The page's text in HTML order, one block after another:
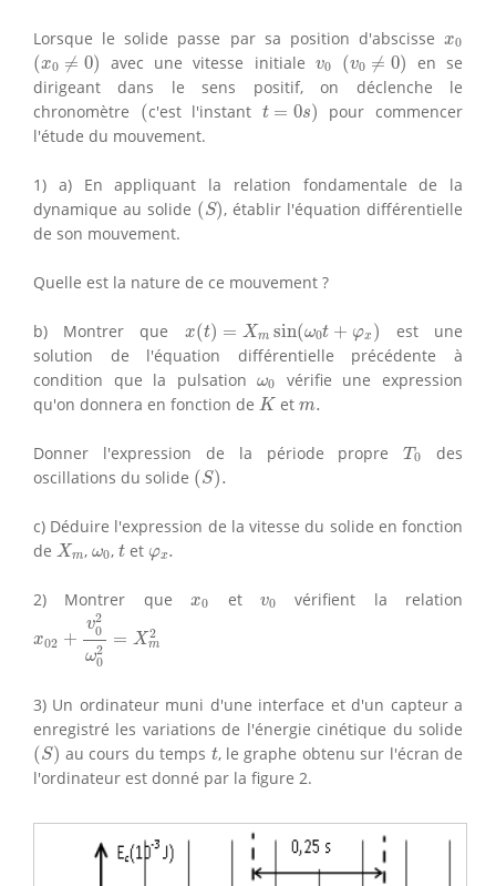
Lorsque le solide passe par sa position d'abscissex0
x0
(x0 ≠ 0)
(x0≠0) avec une vitesse initiale v0
v0 (v0 ≠ 0)
(v 0 ≠0)
en se
dirigeant dans le sens positif, on déclenche le
chronomètre (
(c'est l'instant t = 0s)
t=0s)
pour commencer
l'étude du mouvement.
1) a) En appliquant la relation fondamentale de la
dynamique au solide (S)
(S) , établir l'équation différentielle
de son mouvement.
Quelle est la nature de ce mouvement ?
b) Montrer que x(t) = Xm sin(ω0t + φx )
(t)= msin ω 0 +φ x
est une
solution de l'équation différentielle précédente à
condition que la pulsationω0
ω0 vérifie une expression
qu'on donnera en fonction de K
K et m.
m
Donner l'expression de la période propreT0
T0
des
oscillations du solide (S).
(S).
c) Déduire l'expression de la vitesse du solide en fonction
de Xm
Xm , ω0
ω0, t
tet φx.
φx
2) Montrer quex0
x0 et v0
v0 vérifient la relation
x02 +
v2
0
ω2
0
= X2
m
x02 +v02ω =Xm 2
3) Un ordinateur muni d'une interface et d'un capteur a
enregistré les variations de l'énergie cinétique du solide
(S)
(S) au cours du temps t
t, le graphe obtenu sur l'écran de
l'ordinateur est donné par la figure 2.